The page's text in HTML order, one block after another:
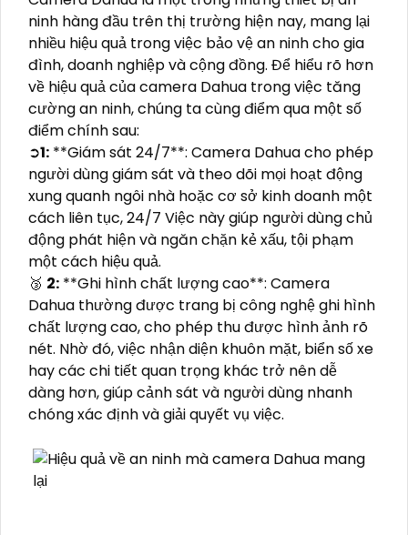
ninh hàng đầu trên thị trường hiện nay, mang lại
nhiều hiệu quả trong việc bảo vệ an ninh cho gia
đình, doanh nghiệp và cộng đồng. Để hiểu rõ hơn
về hiệu quả của camera Dahua trong việc tăng
cường an ninh, chúng ta cùng điểm qua một số
điểm chính sau:
➲1: **Giám sát 24/7**: Camera Dahua cho phép
người dùng giám sát và theo dõi mọi hoạt động
xung quanh ngôi nhà hoặc cơ sở kinh doanh một
cách liên tục, 24/7 Việc này giúp người dùng chủ
động phát hiện và ngăn chặn kẻ xấu, tội phạm
một cách hiệu quả.
🥉 2: **Ghi hình chất lượng cao**: Camera
Dahua thường được trang bị công nghệ ghi hình
chất lượng cao, cho phép thu được hình ảnh rõ
nét. Nhờ đó, việc nhận diện khuôn mặt, biển số xe
hay các chi tiết quan trọng khác trở nên dễ
dàng hơn, giúp cảnh sát và người dùng nhanh
chóng xác định và giải quyết vụ việc.